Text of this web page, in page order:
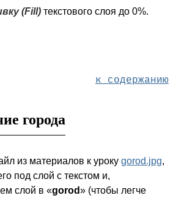
(Fill) текстового слоя до 0%.
к содержанию
города
из материалов к уроку gorod.jpg,
под слой с текстом и,
слой в «gorod» (чтобы легче